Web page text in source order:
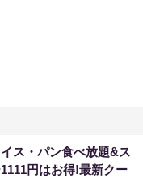
ス・パン食べ放題&ス
円はお得!最新クー